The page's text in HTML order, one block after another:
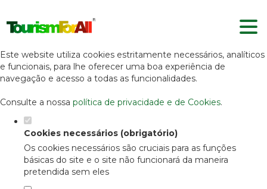
Defina as suas preferências de
cookies para este website.
Este website utiliza cookies estritamente necessários, analíticos
e funcionais, para lhe oferecer uma boa experiência de
navegação e acesso a todas as funcionalidades.
Consulte a nossa política de privacidade e de Cookies.
Cookies necessários (obrigatório)
Os cookies necessários são cruciais para as funções
básicas do site e o site não funcionará da maneira
pretendida sem eles